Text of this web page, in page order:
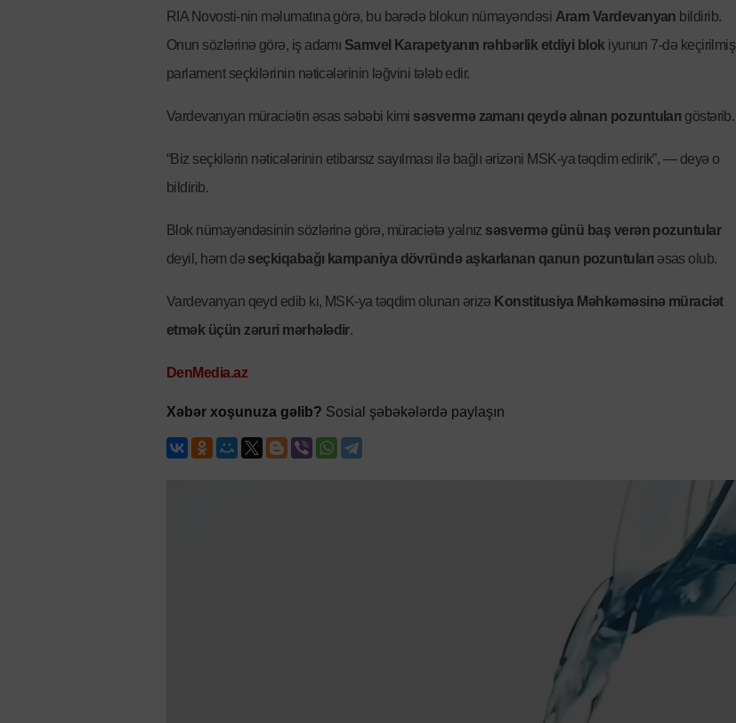
RIA Novosti-nin məlumatına görə, bu barədə blokun nümayəndəsi Aram Vardevanyan bildirib.
Onun sözlərinə görə, iş adamı Samvel Karapetyanın rəhbərlik etdiyi blok iyunun 7-də keçirilmiş
parlament seçkilərinin nəticələrinin ləğvini tələb edir.
Vardevanyan müraciətin əsas səbəbi kimi səsvermə zamanı qeydə alınan pozuntuları göstərib.
“Biz seçkilərin nəticələrinin etibarsız sayılması ilə bağlı ərizəni MSK-ya təqdim edirik”, — deyə o
bildirib.
Blok nümayəndəsinin sözlərinə görə, müraciətə yalnız səsvermə günü baş verən pozuntular
deyil, həm də seçkiqabağı kampaniya dövründə aşkarlanan qanun pozuntuları əsas olub.
Vardevanyan qeyd edib ki, MSK-ya təqdim olunan ərizə Konstitusiya Məhkəməsinə müraciət
etmək üçün zəruri mərhələdir.
DenMedia.az
Xəbər xoşunuza gəlib? Sosial şəbəkələrdə paylaşın